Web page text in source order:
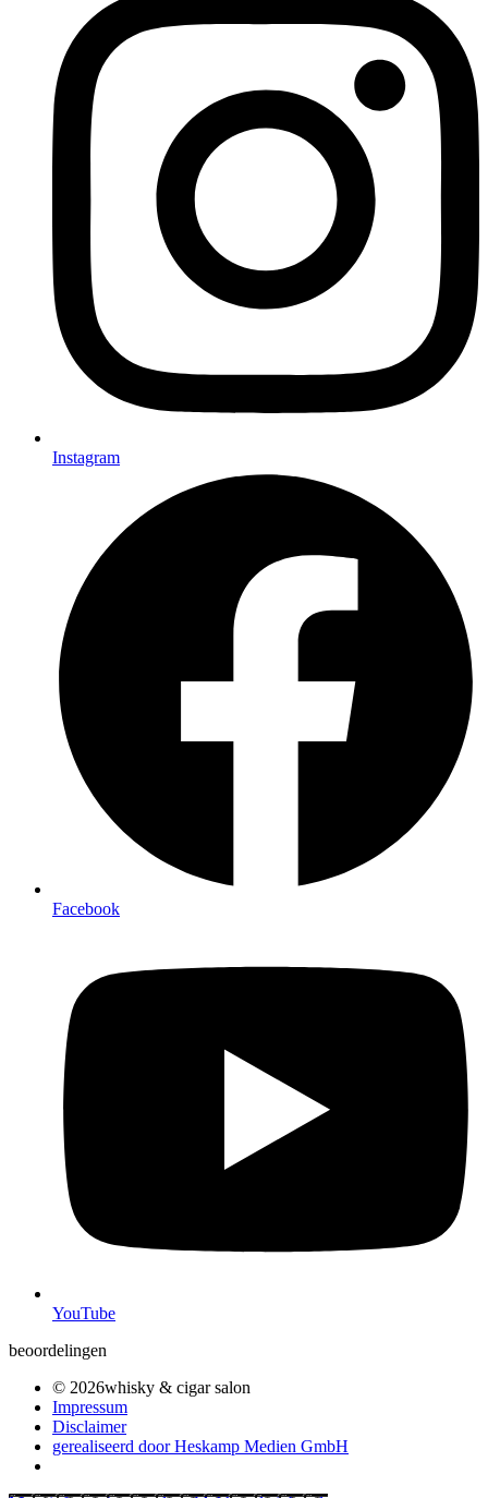
Instagram
Facebook
YouTube
beoordelingen
© 2026whisky & cigar salon
Impressum
Disclaimer
gerealiseerd door Heskamp Medien GmbH